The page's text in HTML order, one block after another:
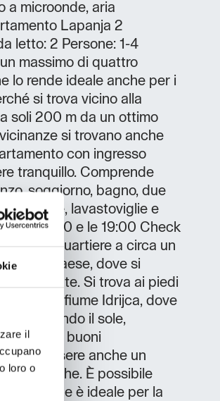
il
loro o
a microonde, aria
Lapanja 2
letto: 2 Persone: 1-4
massimo di quattro
lo rende ideale anche per i
si trova vicino alla
soli 200 m da un ottimo
si trovano anche
con ingresso
tranquillo. Comprende
soggiorno, bagno, due
lavatrice, lavastoviglie e
le 16:00 e le 19:00 Check
in un quartiere a circa un
del paese, dove si
ristorante. Si trova ai piedi
metri dal fiume Idrijca, dove
prendendo il sole,
Grazie ai buoni
può essere anche un
turistiche. È possibile
posizione è ideale per la